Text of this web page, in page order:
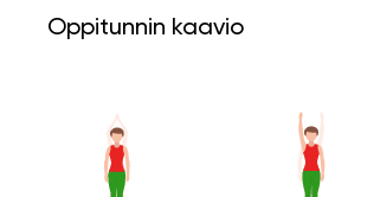
Oppitunnin kaavio